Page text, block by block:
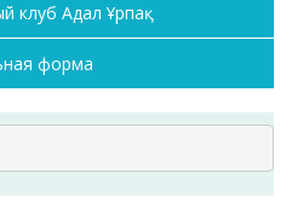
клуб Адал Ұрпақ
форма